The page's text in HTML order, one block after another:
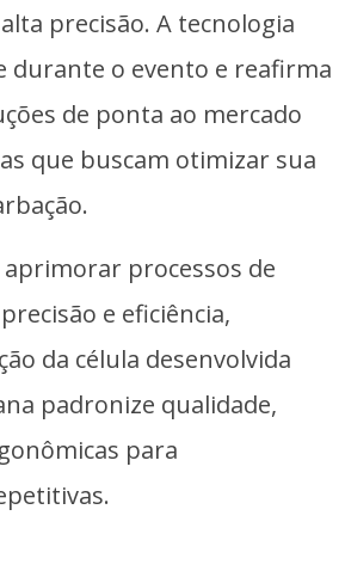
precisão. A tecnologia
durante o evento e reafirma
de ponta ao mercado
que buscam otimizar sua
processos de
e eficiência,
da célula desenvolvida
padronize qualidade,
para